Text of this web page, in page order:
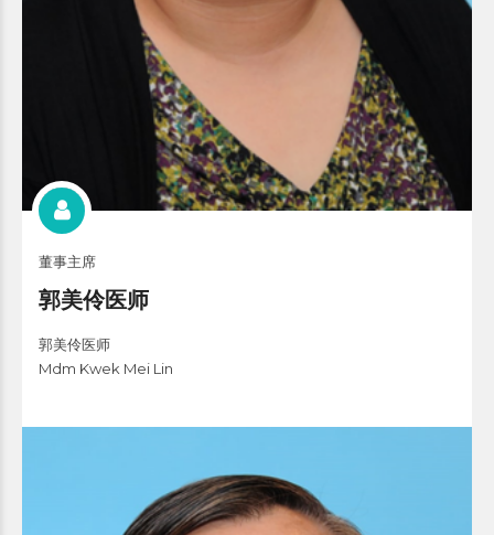
董事主席
郭美伶医师
郭美伶医师
Mdm Kwek Mei Lin